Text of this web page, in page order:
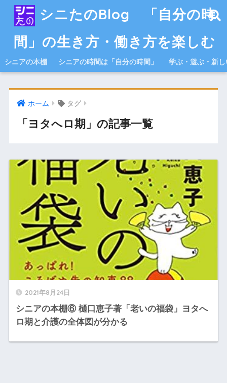
シニたのBlog 「自分の時
間」の生き方・働き方を楽しむ
シニアの本棚 シニアの時間は「自分の時間」 学ぶ・遊ぶ・新
ホーム タグ
「ヨタへロ期」の記事一覧
2021年8月24日
シニアの本棚⑥ 樋口恵子著「老いの福袋」ヨタへ
ロ期と介護の全体図が分かる